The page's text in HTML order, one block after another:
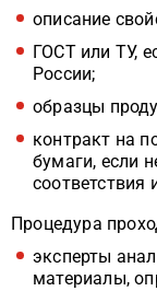
описание
ГОСТ или ТУ,
России;
образцы
контракт на
бумаги, если
соответствия
Процедура
эксперты
материалы,